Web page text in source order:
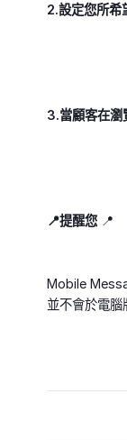
2.設定您所希
3.當顧客在瀏
📍提醒您 📍
Mobile
並不會於電腦